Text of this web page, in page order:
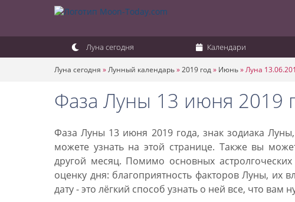
Луна сегодня Календари
Луна сегодня »Лунный календарь»2019 год» Июнь»Луна
Фаза Луны 13 июня 2019
Фаза Луны 13 июня 2019 года, знак зодиака
можете узнать на этой странице. Также вы
другой месяц. Помимо основных
оценку дня: благоприятность факторов Луны, их
дату - это лёгкий способ узнать о ней все, что вам